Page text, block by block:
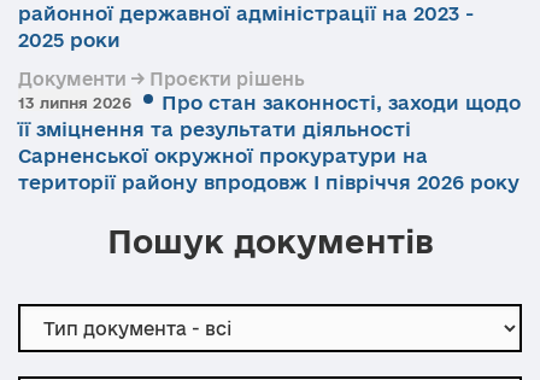
районної державної адміністрації на 2023 -
2025 роки
Документи → Проєкти рішень
13 липня 2026
Про стан законності, заходи щодо
її зміцнення та результати діяльності
Сарненської окружної прокуратури на
території району впродовж І півріччя 2026 року
Пошук документів